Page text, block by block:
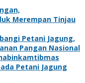
Merempan Tinjau
Petani Jagung,
Pangan Nasional
Petani Jagung